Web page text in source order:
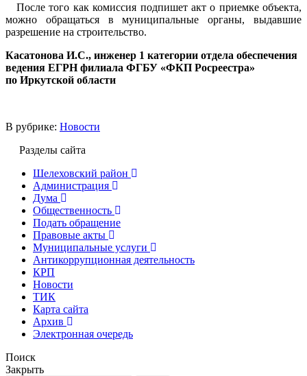
После того как комиссия подпишет акт о приемке объекта,
можно обращаться в муниципальные органы, выдавшие
разрешение на строительство.
Касатонова И.С., инженер 1 категории отдела обеспечения
ведения ЕГРН филиала ФГБУ «ФКП Росреестра»
по Иркутской области
В рубрике: Новости
Разделы сайта
Шелеховский район
Администрация
Дума
Общественность
Подать обращение
Правовые акты
Муниципальные услуги
Антикоррупционная деятельность
КРП
Новости
ТИК
Карта сайта
Архив
Электронная очередь
Поиск
Закрыть